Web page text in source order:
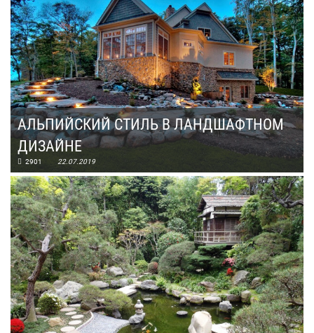
АЛЬПИЙСКИЙ СТИЛЬ В ЛАНДШАФТНОМ
ДИЗАЙНЕ
2901 22.07.2019